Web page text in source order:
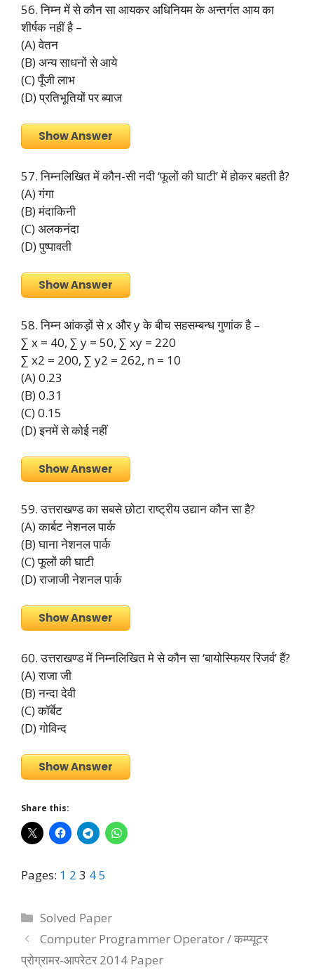
56. निम्न में से कौन सा आयकर अधिनियम के अन्तर्गत आय का
शीर्षक नहीं है –
(A) वेतन
(B) अन्य साधनों से आये
(C) पूँजी लाभ
(D) प्रतिभूतियों पर ब्याज
Show Answer
57. निम्नलिखित में कौन-सी नदी ‘फूलों की घाटी’ में होकर बहती है?
(A) गंगा
(B) मंदाकिनी
(C) अलकनंदा
(D) पुष्पावती
Show Answer
58. निम्न आंकड़ों से x और y के बीच सहसम्बन्ध गुणांक है –
∑ x = 40, ∑ y = 50, ∑ xy = 220
∑ x2 = 200, ∑ y2 = 262, n = 10
(A) 0.23
(B) 0.31
(C) 0.15
(D) इनमें से कोई नहीं
Show Answer
59. उत्तराखण्ड का सबसे छोटा राष्ट्रीय उद्यान कौन सा है?
(A) कार्बट नेशनल पार्क
(B) घाना नेशनल पार्क
(C) फूलों की घाटी
(D) राजाजी नेशनल पार्क
Show Answer
60. उत्तराखण्ड में निम्नलिखित मे से कौन सा ‘बायोस्फियर रिजर्व’ हैं?
(A) राजा जी
(B) नन्दा देवी
(C) कॉर्बेट
(D) गोविन्द
Show Answer
Share this:
Pages: 1 2 3 45
Categories
Solved Paper
Computer Programmer Operator / कम्प्यूटर
प्रोग्रामर-आपरेटर 2014 Paper